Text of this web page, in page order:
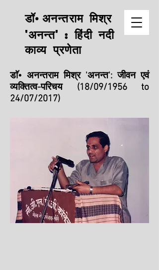
डॉ• अनन्तराम मिश्र
'अनन्त' : हिंदी नदी
काव्य प्रणेता
डाॅ• अनन्तराम मिश्र 'अनन्त': जीवन एवं
व्यक्तित्व-परिचय
(18/09/1956 to
24/07/2017)